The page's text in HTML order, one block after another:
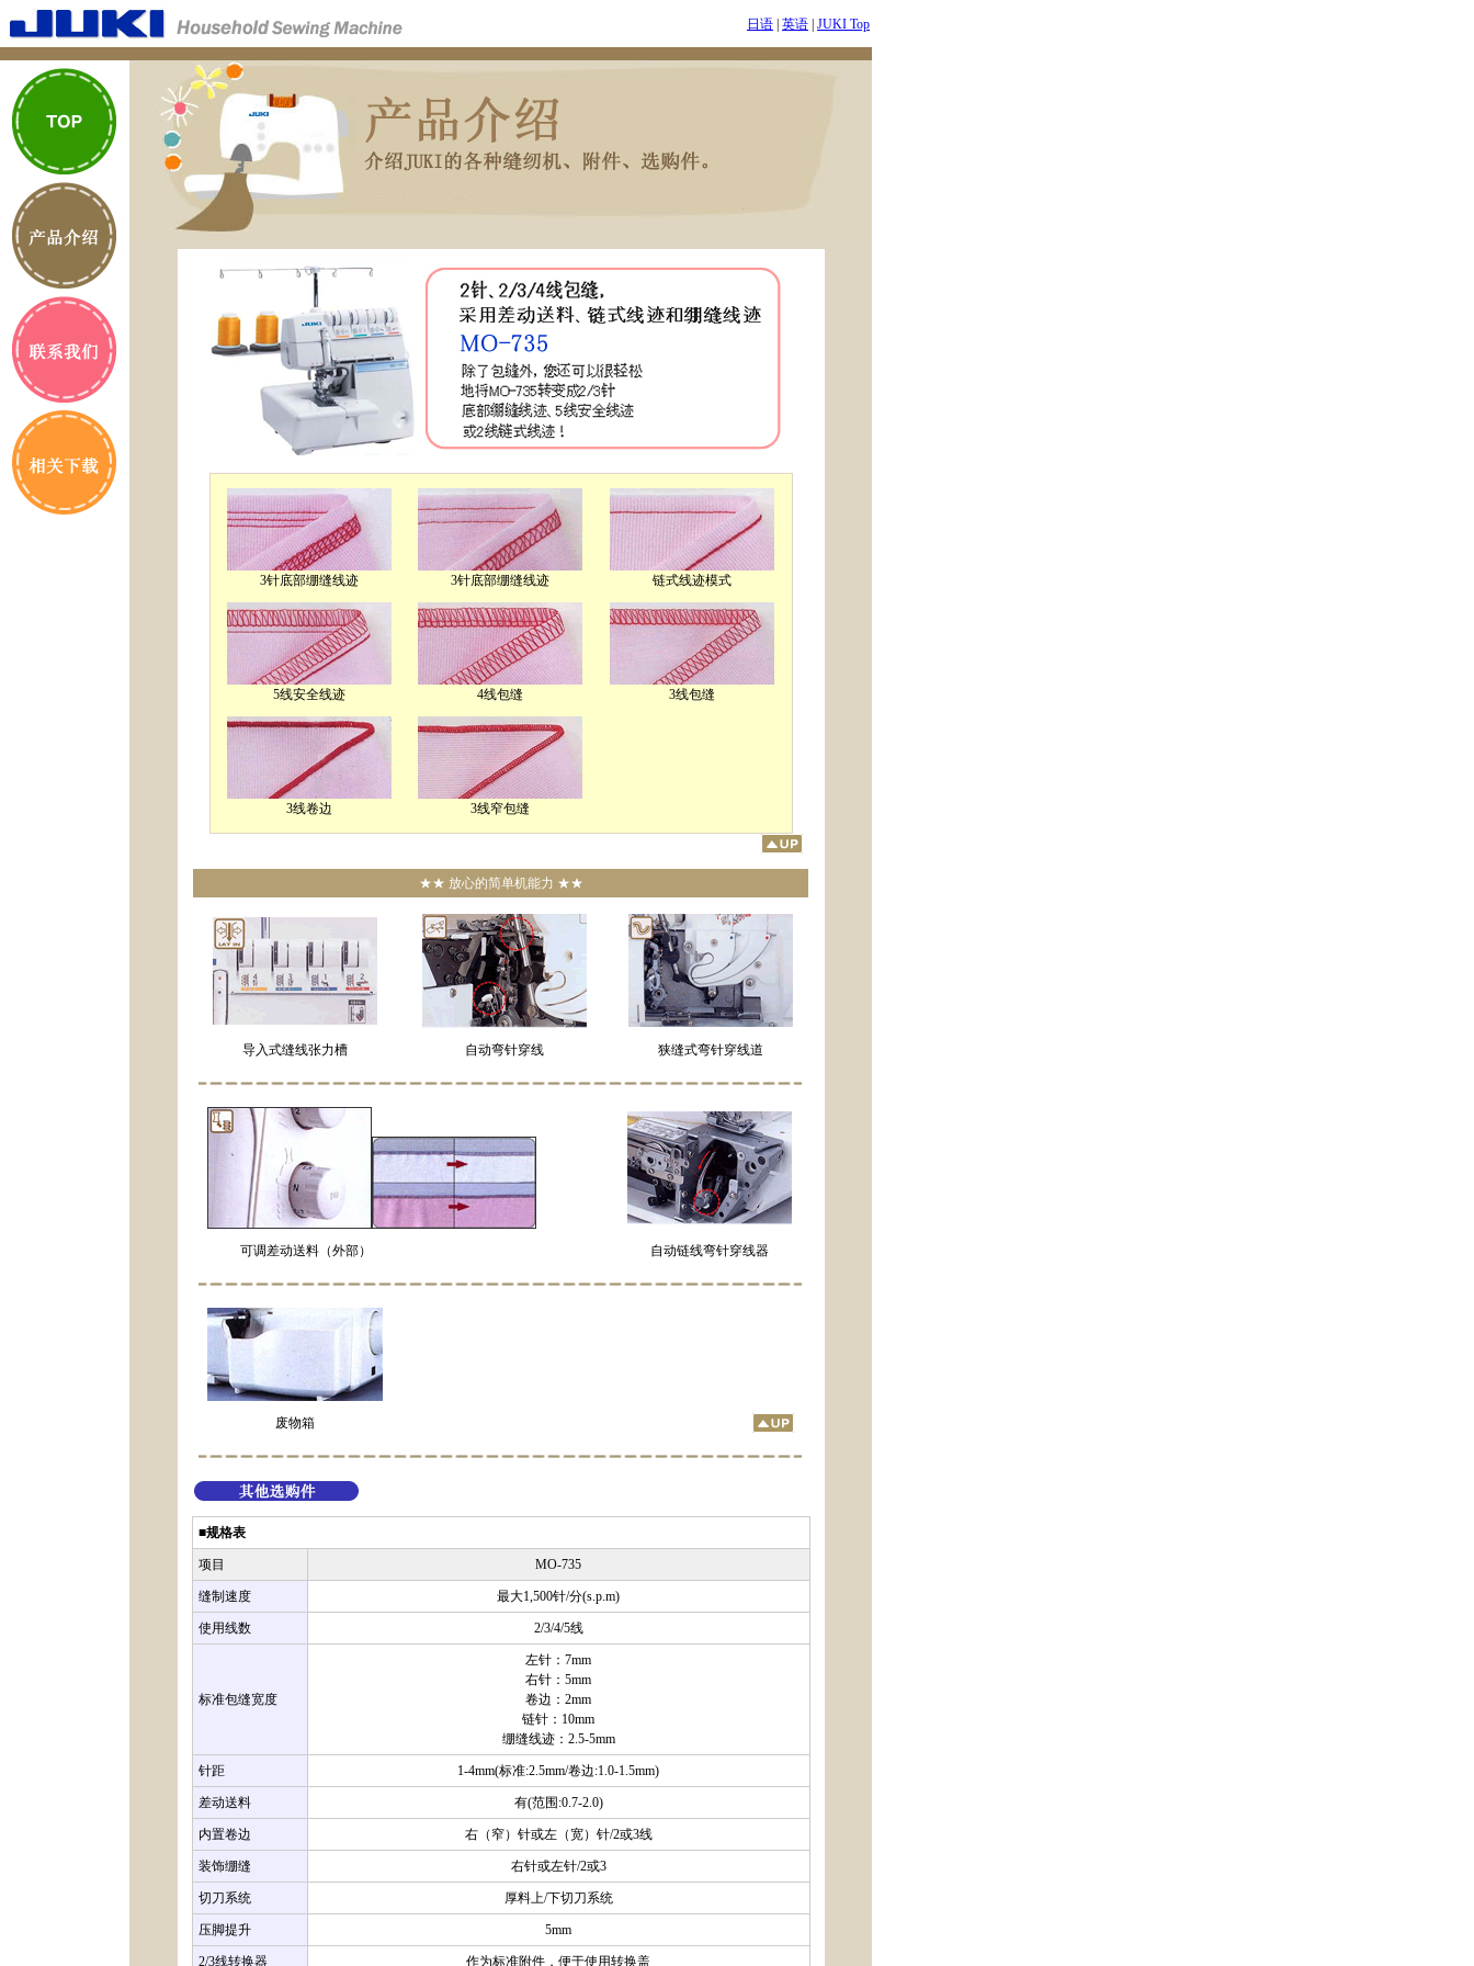
日语 英语 JUKI Top
3针底部绷缝线迹 3针底部绷缝线迹 链式线迹模式
5线安全线迹 4线包缝 3线包缝
3线卷边 3线窄包缝
★★ 放心的简单机能力 ★★
导入式缝线张力槽 自动弯针穿线 狭缝式弯针穿线道
可调差动送料（外部） 自动链线弯针穿线器
废物箱
■规格表
项目 MO-735
缝制速度 最大1,500针/分(s.p.m)
使用线数 2/3/4/5线
标准包缝宽度
左针：7mm
右针：5mm
卷边：2mm
链针：10mm
绷缝线迹：2.5-5mm
针距 1-4mm(标准:2.5mm/卷边:1.0-1.5mm)
差动送料 有(范围:0.7-2.0)
内置卷边 右（窄）针或左（宽）针/2或3线
装饰绷缝 右针或左针/2或3
切刀系统 厚料上/下切刀系统
压脚提升 5mm
2/3线转换器 作为标准附件，便于使用转换盖